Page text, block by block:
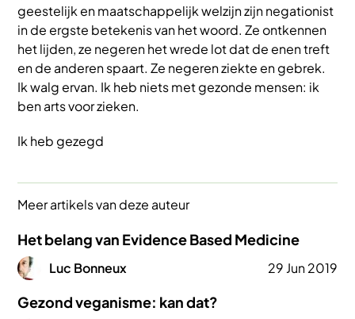
geestelijk en maatschappelijk welzijn zijn negationist
in de ergste betekenis van het woord. Ze ontkennen
het lijden, ze negeren het wrede lot dat de enen treft
en de anderen spaart. Ze negeren ziekte en gebrek.
Ik walg ervan. Ik heb niets met gezonde mensen: ik
ben arts voor zieken.
Ik heb gezegd
Meer artikels van deze auteur
Het belang van Evidence Based Medicine
Afbeelding
Luc Bonneux 29 Jun 2019
Gezond veganisme: kan dat?